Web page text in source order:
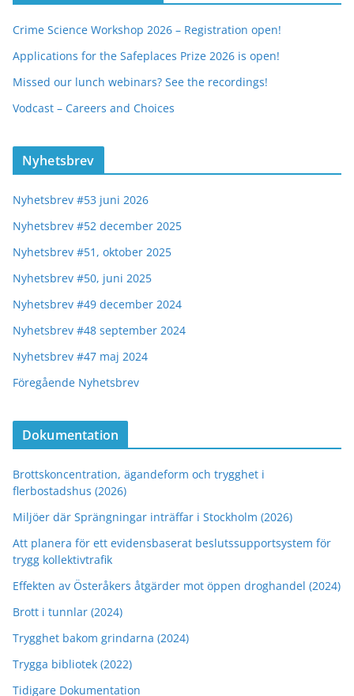
Crime Science Workshop 2026 – Registration open!
Applications for the Safeplaces Prize 2026 is open!
Missed our lunch webinars? See the recordings!
Vodcast – Careers and Choices
Nyhetsbrev
Nyhetsbrev #53 juni 2026
Nyhetsbrev #52 december 2025
Nyhetsbrev #51, oktober 2025
Nyhetsbrev #50, juni 2025
Nyhetsbrev #49 december 2024
Nyhetsbrev #48 september 2024
Nyhetsbrev #47 maj 2024
Föregående Nyhetsbrev
Dokumentation
Brottskoncentration, ägandeform och trygghet i
flerbostadshus (2026)
Miljöer där Sprängningar inträffar i Stockholm (2026)
Att planera för ett evidensbaserat beslutssupportsystem för
trygg kollektivtrafik
Effekten av Österåkers åtgärder mot öppen droghandel (2024)
Brott i tunnlar (2024)
Trygghet bakom grindarna (2024)
Trygga bibliotek (2022)
Tidigare Dokumentation